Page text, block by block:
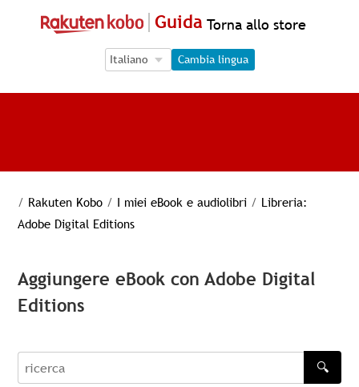
Guida Torna allo store
Language Selection
Language Selection
Cambia lingua
/ Rakuten Kobo / I miei eBook e audiolibri / Libreria:
Adobe Digital Editions
Aggiungere eBook con Adobe Digital
Editions
recherche
🔍